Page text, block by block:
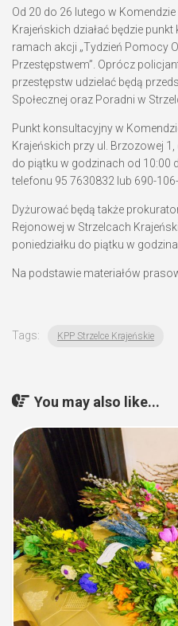
Od 20 do 26 lutego w
Krajeńskich działać będzie
ramach akcji „Tydzień Pomocy
Przestępstwem”. Oprócz
przestępstw udzielać będą
Społecznej oraz Poradni w
Punkt konsultacyjny w
Krajeńskich przy ul. Brzozowej
do piątku w godzinach od 10:00
telefonu 95 7630832 lub 690-
Dyżurować będą także
Rejonowej w Strzelcach
poniedziałku do piątku w
Na podstawie materiałów
Tags: KPP Strzelce Krajeńskie
You may also like...